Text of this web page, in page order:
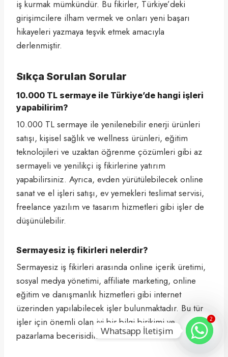
iş kurmak mümkündür. Bu fikirler, Türkiye’deki
girişimcilere ilham vermek ve onları yeni başarı
hikayeleri yazmaya teşvik etmek amacıyla
derlenmiştir.
Sıkça Sorulan Sorular
10.000 TL sermaye ile Türkiye’de hangi işleri
yapabilirim?
10.000 TL sermaye ile yenilenebilir enerji ürünleri
satışı, kişisel sağlık ve wellness ürünleri, eğitim
teknolojileri ve uzaktan öğrenme çözümleri gibi az
sermayeli ve yenilikçi iş fikirlerine yatırım
yapabilirsiniz. Ayrıca, evden yürütülebilecek online
sanat ve el işleri satışı, ev yemekleri teslimat servisi,
freelance yazılım ve tasarım hizmetleri gibi işler de
düşünülebilir.
Sermayesiz iş fikirleri nelerdir?
Sermayesiz iş fikirleri arasında online içerik üretimi,
sosyal medya yönetimi, affiliate marketing, online
eğitim ve danışmanlık hizmetleri gibi internet
üzerinden yapılabilecek işler bulunmaktadır. Bu tür
işler için önemli olan iyi bir bilgi birikimi ve
pazarlama becerisidir.
2
Whatsapp İletişim